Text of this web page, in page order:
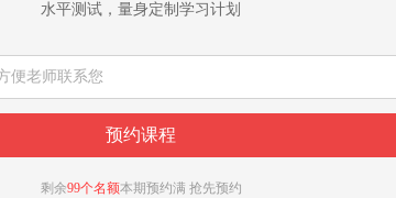
水平测试，量身定制学习计划
剩余99个名额本期预约满 抢先预约